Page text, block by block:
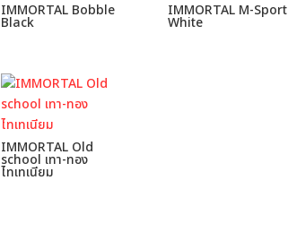
IMMORTAL Bobble
Black
IMMORTAL M-Sport
White
IMMORTAL Old
school เทา-ทอง
ไทเทเนียม